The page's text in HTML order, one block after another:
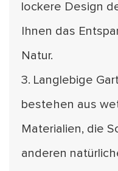
lockere Design
Ihnen das
Natur.
3. Langlebige
bestehen aus
Materialien, die
anderen